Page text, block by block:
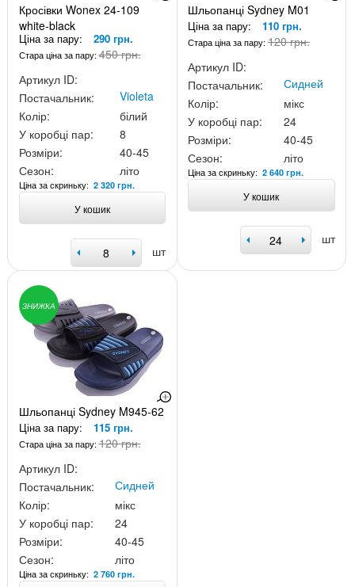
Кросівки Wonex 24-109
white-black
Ціна за пару: 290 грн.
Стара ціна за пару:450 грн.
Артикул ID:
Постачальник:
Violeta
Колір:
білий
У коробці пар:
8
Розміри:
40-45
Сезон:
літо
Ціна за скриньку: 2 320 грн.
У кошик
шт
Шльопанці Sydney M01
Ціна за пару: 110 грн.
Стара ціна за пару:120 грн.
Артикул ID:
Постачальник:
Сидней
Колір:
мікс
У коробці пар:
24
Розміри:
40-45
Сезон:
літо
Ціна за скриньку:2 640 грн.
У кошик
шт
ЗНИЖКА
Шльопанці Sydney M945-62
Ціна за пару: 115 грн.
Стара ціна за пару:120 грн.
Артикул ID:
Постачальник:
Сидней
Колір:
мікс
У коробці пар:
24
Розміри:
40-45
Сезон:
літо
Ціна за скриньку: 2 760 грн.